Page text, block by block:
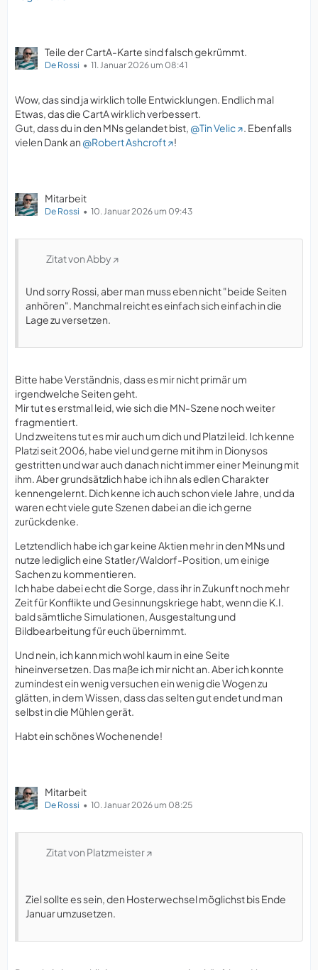
Teile der CartA-Karte sind falsch gekrümmt.
De Rossi 11. Januar 2026 um 08:41
Wow, das sind ja wirklich tolle Entwicklungen. Endlich mal
Etwas, das die CartA wirklich verbessert.
Gut, dass du in den MNs gelandet bist, @Tin Velic
. Ebenfalls
vielen Dank an @Robert Ashcroft !
Mitarbeit
De Rossi 10. Januar 2026 um 09:43
Zitat von Abby
Und sorry Rossi, aber man muss eben nicht "beide Seiten
anhören". Manchmal reicht es einfach sich einfach in die
Lage zu versetzen.
Bitte habe Verständnis, dass es mir nicht primär um
irgendwelche Seiten geht.
Mir tut es erstmal leid, wie sich die MN-Szene noch weiter
fragmentiert.
Und zweitens tut es mir auch um dich und Platzi leid. Ich kenne
Platzi seit 2006, habe viel und gerne mit ihm in Dionysos
gestritten und war auch danach nicht immer einer Meinung mit
ihm. Aber grundsätzlich habe ich ihn als edlen Charakter
kennengelernt. Dich kenne ich auch schon viele Jahre, und da
waren echt viele gute Szenen dabei an die ich gerne
zurückdenke.
Letztendlich habe ich gar keine Aktien mehr in den MNs und
nutze lediglich eine Statler/Waldorf-Position, um einige
Sachen zu kommentieren.
Ich habe dabei echt die Sorge, dass ihr in Zukunft noch mehr
Zeit für Konflikte und Gesinnungskriege habt, wenn die K.I.
bald sämtliche Simulationen, Ausgestaltung und
Bildbearbeitung für euch übernimmt.
Und nein, ich kann mich wohl kaum in eine Seite
hineinversetzen. Das maße ich mir nicht an. Aber ich konnte
zumindest ein wenig versuchen ein wenig die Wogen zu
glätten, in dem Wissen, dass das selten gut endet und man
selbst in die Mühlen gerät.
Habt ein schönes Wochenende!
Mitarbeit
De Rossi 10. Januar 2026 um 08:25
Zitat von Platzmeister
Ziel sollte es sein, den Hosterwechsel möglichst bis Ende
Januar umzusetzen.